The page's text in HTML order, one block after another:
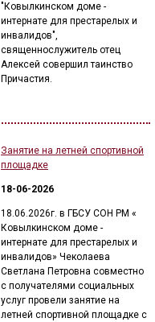
"Ковылкинском доме -
интернате для престарелых и
инвалидов",
священнослужитель отец
Алексей совершил таинство
Причастия.
Занятие на летней спортивной
площадке
18-06-2026
18.06.2026г. в ГБСУ СОН РМ «
Ковылкинском доме -
интернате для престарелых и
инвалидов» Чеколаева
Светлана Петровна совместно
с получателями социальных
услуг провели занятие на
летней спортивной площадке с